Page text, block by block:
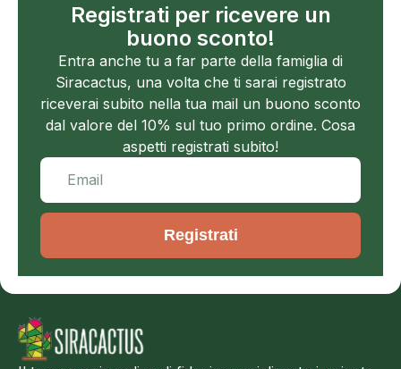
Registrati per ricevere un
buono sconto!
Entra anche tu a far parte della famiglia di
Siracactus, una volta che ti sarai registrato
riceverai subito nella tua mail un buono sconto
dal valore del 10% sul tuo primo ordine. Cosa
aspetti registrati subito!
Registrati